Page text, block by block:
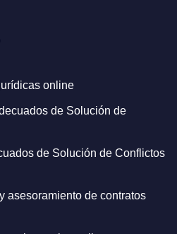
online
de Solución de
de Solución de Conflictos
asesoramiento de contratos